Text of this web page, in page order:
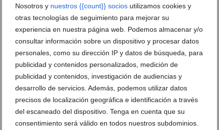
Nosotros y nuestros {{count}} socios utilizamos cookies y
otras tecnologías de seguimiento para mejorar su
experiencia en nuestra página web. Podemos almacenar y/o
consultar información sobre un dispositivo y procesar datos
personales, como su dirección IP y datos de búsqueda, para
publicidad y contenidos personalizados, medición de
publicidad y contenidos, investigación de audiencias y
desarrollo de servicios. Además, podemos utilizar datos
precisos de localización geográfica e identificación a través
del escaneado del dispositivo. Tenga en cuenta que su
consentimiento será válido en todos nuestros subdominios.
Ver promociones